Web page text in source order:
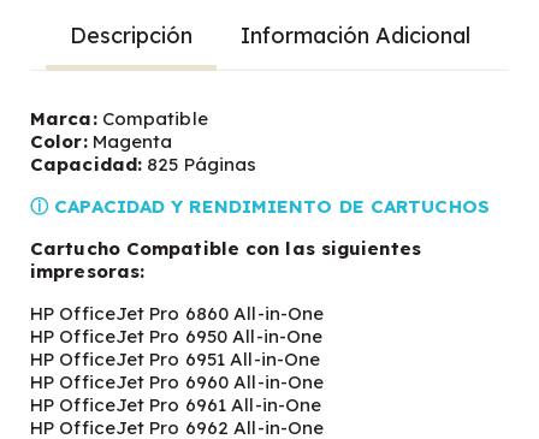
Descripción Información Adicional
Marca:Compatible
Color:Magenta
Capacidad: 825 Páginas
ⓘ CAPACIDAD Y RENDIMIENTO DE CARTUCHOS
Cartucho Compatible con las siguientes
impresoras:
HP OfficeJet Pro 6860 All-in-One
HP OfficeJet Pro 6950 All-in-One
HP OfficeJet Pro 6951 All-in-One
HP OfficeJet Pro 6960 All-in-One
HP OfficeJet Pro 6961 All-in-One
HP OfficeJet Pro 6962 All-in-One